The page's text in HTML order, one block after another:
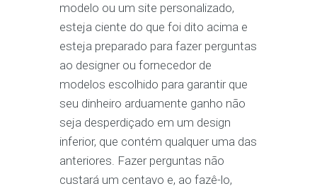
modelo ou um site personalizado,
esteja ciente do que foi dito acima e
esteja preparado para fazer perguntas
ao designer ou fornecedor de
modelos escolhido para garantir que
seu dinheiro arduamente ganho não
seja desperdiçado em um design
inferior, que contém qualquer uma das
anteriores. Fazer perguntas não
custará um centavo e, ao fazê-lo,